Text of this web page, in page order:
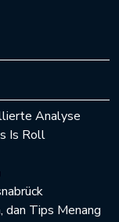
Analyse
Is Roll
dan Tips Menang